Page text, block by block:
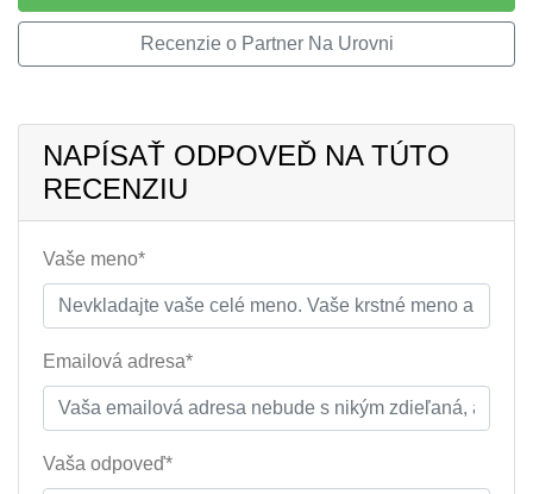
Recenzie o Partner Na Urovni
NAPÍSAŤ ODPOVEĎ NA TÚTO
RECENZIU
Vaše meno*
Emailová adresa*
Vaša odpoveď*